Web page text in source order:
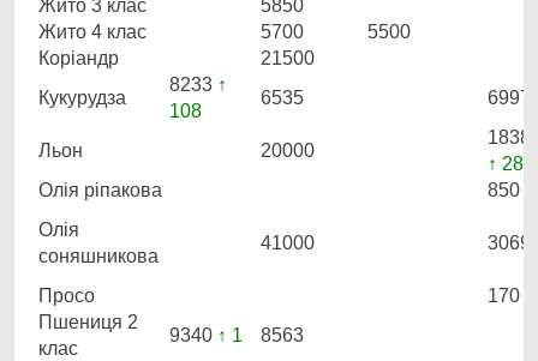
Жито 3 клас
5850
Жито 4 клас
5700
5500
Коріандр
21500
Кукурудза
8233 ↑
108
6535 6997
Льон 20000
↑ 289
Олія ріпакова
850
Олія
соняшникова
41000
Просо
170
Пшениця 2
клас
9340 ↑ 1
8563